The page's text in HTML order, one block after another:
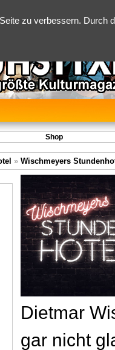
zu verbessern.
Shop
» Wischmeyers
Dietmar
gar nicht